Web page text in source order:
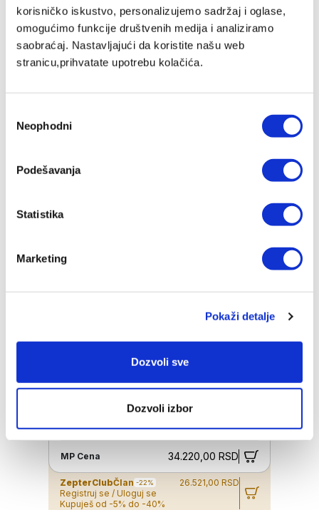
korisničko iskustvo, personalizujemo sadržaj i oglase,
omogućimo funkcije društvenih medija i analiziramo
saobraćaj. Nastavljajući da koristite našu web
stranicu,prihvatate upotrebu kolačića.
сагласности
Neophodni
Podešavanja
Statistika
Marketing
Pokaži detalje
Dozvoli sve
Dozvoli izbor
HYPERLIGHT EYEWEAR, VIOLET,
MRBU, KIDS
Kupuješ od -5% do -40%
Kupuješ od -5% do -40%
HYPERLIGHT EYEWEAR, TURQUOISE,
MP Cena 34.220,00 RSD
ZepterClubČlan -22%
26.521,00 RSD
Registruj se / Uloguj se
Kupuješ od -5% do -40%